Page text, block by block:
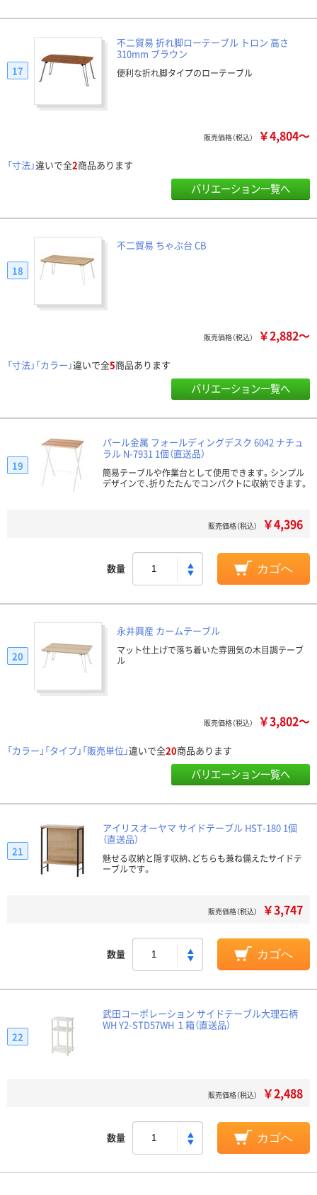
不二貿易 折れ脚ローテーブル トロン 高さ
310mm ブラウン
便利な折れ脚タイプのローテーブル
17
販売価格（税込） ￥4,804～
「寸法」違いで全2商品あります
バリエーション一覧へ
不二貿易 ちゃぶ台 CB
18
販売価格（税込） ￥2,882～
「寸法」「カラー」違いで全5商品あります
バリエーション一覧へ
パール金属 フォールディングデスク 6042 ナチュ
ラル N-7931 1個（直送品）
簡易テーブルや作業台として使用できます。シンプル
デザインで、折りたたんでコンパクトに収納できます。
19
販売価格（税込） ￥4,396
数量 カゴへ
永井興産 カームテーブル
マット仕上げで落ち着いた雰囲気の木目調テーブ
ル
20
販売価格（税込） ￥3,802～
「カラー」「タイプ」「販売単位」違いで全20商品あります
バリエーション一覧へ
アイリスオーヤマ サイドテーブル HST-180 1個
（直送品）
魅せる収納と隠す収納、どちらも兼ね備えたサイドテ
ーブルです。
21
販売価格（税込） ￥3,747
数量 カゴへ
武田コーポレーション サイドテーブル大理石柄
WH Y2-STD57WH １箱（直送品）
22
販売価格（税込） ￥2,488
数量 カゴへ